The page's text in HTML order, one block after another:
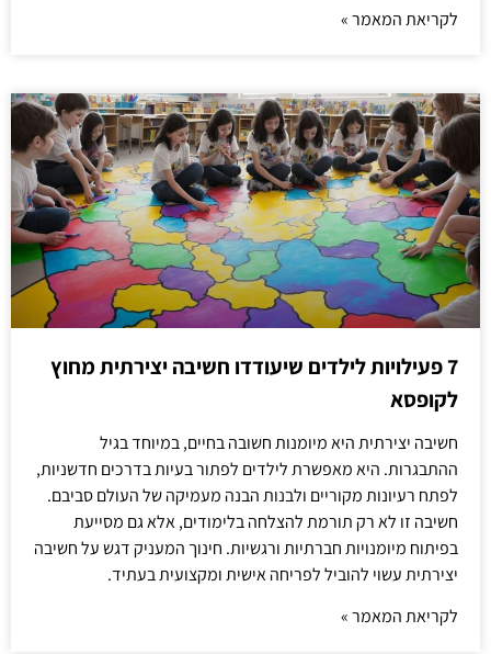
לקריאת המאמר »
7 פעילויות לילדים שיעודדו חשיבה יצירתית מחוץ
לקופסא
חשיבה יצירתית היא מיומנות חשובה בחיים, במיוחד בגיל
ההתבגרות. היא מאפשרת לילדים לפתור בעיות בדרכים חדשניות,
לפתח רעיונות מקוריים ולבנות הבנה מעמיקה של העולם סביבם.
חשיבה זו לא רק תורמת להצלחה בלימודים, אלא גם מסייעת
בפיתוח מיומנויות חברתיות ורגשיות. חינוך המעניק דגש על חשיבה
יצירתית עשוי להוביל לפריחה אישית ומקצועית בעתיד.
לקריאת המאמר »